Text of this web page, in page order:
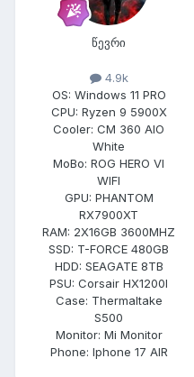
წევრი
4.9k
OS: Windows 11 PRO
CPU: Ryzen 9 5900X
Cooler: CM 360 AIO
White
MoBo: ROG HERO VI
WIFI
GPU: PHANTOM
RX7900XT
RAM: 2X16GB 3600MHZ
SSD: T-FORCE 480GB
HDD: SEAGATE 8TB
PSU: Corsair HX1200I
Case: Thermaltake
S500
Monitor: Mi Monitor
Phone: Iphone 17 AIR